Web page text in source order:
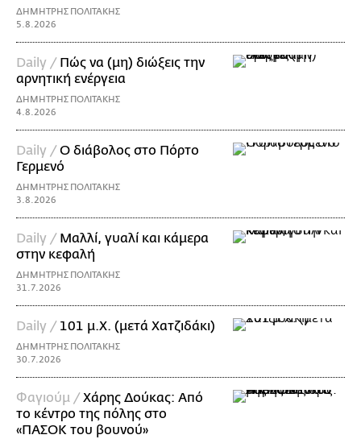
ΔΗΜΗΤΡΗΣ ΠΟΛΙΤΑΚΗΣ
5.8.2026
Daily / Πώς να (μη) διώξεις την
αρνητική ενέργεια
ΔΗΜΗΤΡΗΣ ΠΟΛΙΤΑΚΗΣ
4.8.2026
Daily / Ο διάβολος στο Πόρτο
Γερμενό
ΔΗΜΗΤΡΗΣ ΠΟΛΙΤΑΚΗΣ
3.8.2026
Daily / Μαλλί, γυαλί και κάμερα
στην κεφαλή
ΔΗΜΗΤΡΗΣ ΠΟΛΙΤΑΚΗΣ
31.7.2026
Daily / 101 μ.Χ. (μετά Χατζιδάκι)
ΔΗΜΗΤΡΗΣ ΠΟΛΙΤΑΚΗΣ
30.7.2026
Φαγιούμ / Χάρης Δούκας: Από
το κέντρο της πόλης στο
«ΠΑΣΟΚ του βουνού»